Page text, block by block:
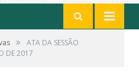
»
ATA DA SESSÃO
DE 2017